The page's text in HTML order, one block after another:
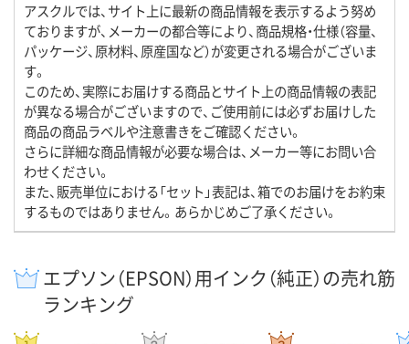
アスクルでは、サイト上に最新の商品情報を表示するよう努め
ておりますが、メーカーの都合等により、商品規格・仕様（容量、
パッケージ、原材料、原産国など）が変更される場合がございま
す。
このため、実際にお届けする商品とサイト上の商品情報の表記
が異なる場合がございますので、ご使用前には必ずお届けした
商品の商品ラベルや注意書きをご確認ください。
さらに詳細な商品情報が必要な場合は、メーカー等にお問い合
わせください。
また、販売単位における「セット」表記は、箱でのお届けをお約束
するものではありません。あらかじめご了承ください。
エプソン（EPSON）用インク（純正）の売れ筋
ランキング